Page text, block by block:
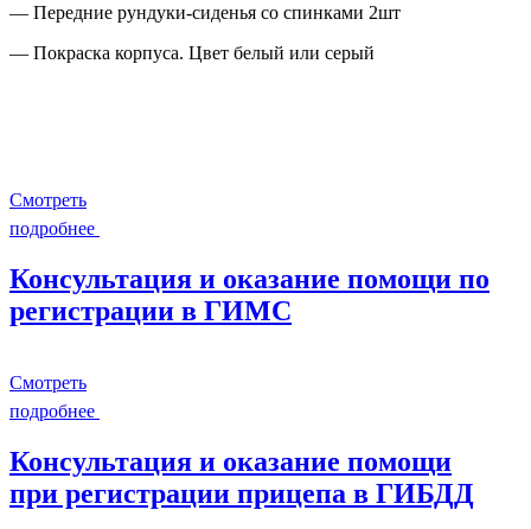
— Передние рундуки-сиденья со спинками 2шт
— Покраска корпуса. Цвет белый или серый
Смотреть
подробнее
Консультация и оказание помощи по
регистрации в ГИМС
Смотреть
подробнее
Консультация и оказание помощи
при регистрации прицепа в ГИБДД